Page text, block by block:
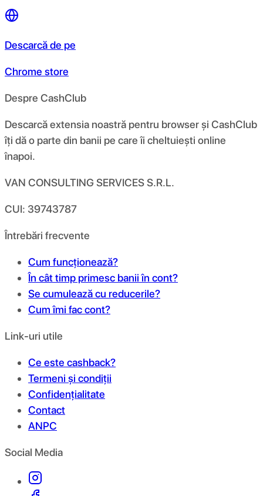
Descarcă de pe
Chrome store
Despre CashClub
Descarcă extensia noastră pentru browser și CashClub
îți dă o parte din banii pe care îi cheltuiești online
înapoi.
VAN CONSULTING SERVICES S.R.L.
CUI: 39743787
Întrebări frecvente
Cum funcționează?
În cât timp primesc banii în cont?
Se cumulează cu reducerile?
Cum îmi fac cont?
Link-uri utile
Ce este cashback?
Termeni și condiții
Confidențialitate
Contact
ANPC
Social Media